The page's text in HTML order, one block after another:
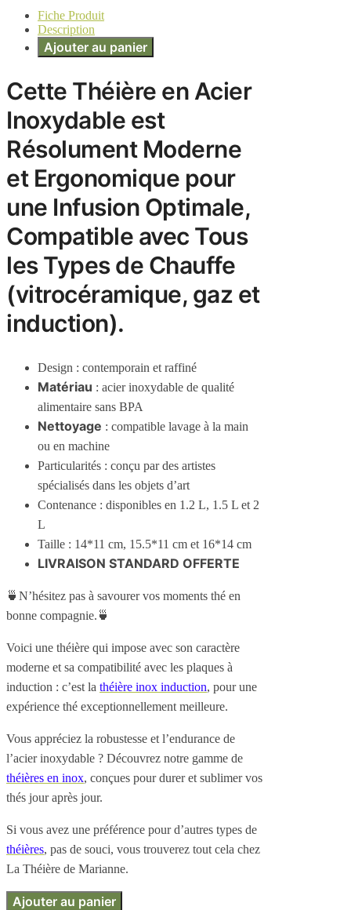
Fiche Produit
Description
Ajouter au panier
Cette Théière en Acier
Inoxydable est
Résolument Moderne
et Ergonomique pour
une Infusion Optimale,
Compatible avec Tous
les Types de Chauffe
(vitrocéramique, gaz et
induction).
Design : contemporain et raffiné
Matériau : acier inoxydable de qualité
alimentaire sans BPA
Nettoyage : compatible lavage à la main
ou en machine
Particularités : conçu par des artistes
spécialisés dans les objets d’art
Contenance : disponibles en 1.2 L, 1.5 L et 2
L
Taille : 14*11 cm, 15.5*11 cm et 16*14 cm
LIVRAISON STANDARD OFFERTE
🍵N’hésitez pas à savourer vos moments thé en
bonne compagnie.🍵
Voici une théière qui impose avec son caractère
moderne et sa compatibilité avec les plaques à
induction : c’est la théière inox induction, pour une
expérience thé exceptionnellement meilleure.
Vous appréciez la robustesse et l’endurance de
l’acier inoxydable ? Découvrez notre gamme de
théières en inox, conçues pour durer et sublimer vos
thés jour après jour.
Si vous avez une préférence pour d’autres types de
théières, pas de souci, vous trouverez tout cela chez
La Théière de Marianne.
Ajouter au panier